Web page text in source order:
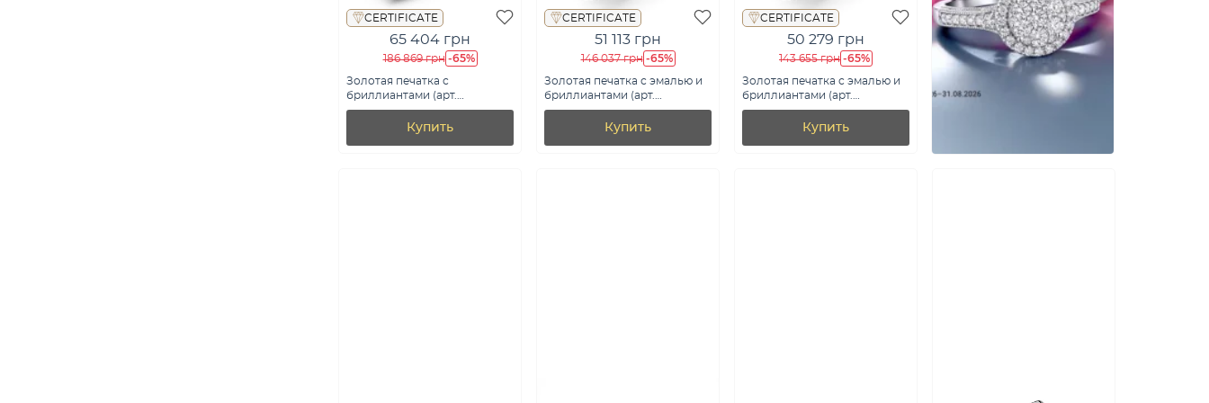
CERTIFICATE
65 404 грн
186 869 грн -65%
Золотая печатка с
бриллиантами (арт.
К341501020б)
Купить
CERTIFICATE
51 113 грн
146 037 грн -65%
Золотая печатка с эмалью и
бриллиантами (арт.
К170097010беч)
Купить
CERTIFICATE
50 279 грн
143 655 грн -65%
Золотая печатка с эмалью и
бриллиантами (арт.
К170097005беч)
Купить